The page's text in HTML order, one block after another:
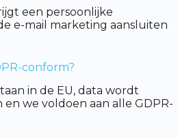
een persoonlijke
e-mail marketing aansluiten
conform?
in de EU, data wordt
we voldoen aan alle GDPR-